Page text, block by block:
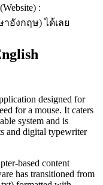
:
าอังกฤษ) ได้เลย
designed for
for a mouse. It caters
system and is
and digital typewriter
based content
has transitioned from